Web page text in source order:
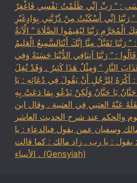
: ” رَبِّ إنِّي ظَلَمْتُ نَفْسِي فَاغْفِرْ
رَبَّنَا إنِّي أَسْكَنْتُ مِنْ ذُرِّيَّتِي بِوَادٍغَيْرِ
الْمُحَرَّمِ رَبَّنَا لِيُقِيمُوا الصَّلَاةَ ” الْآيَةُ
تَقَبَّلْ مِنَّا إنَّكَ أَنْتَالسَّمِيعُ الْعَلِيمُ
: ” رَبَّنَا آتِنَافِي الدُّنْيَا حَسَنَةً وَفِي
النَّارِ ” وَمِثْلُ هَذَا كَثِيرٌ . وَقَدْ نُقِلَ
أَكْرَهُ لِلرَّجُلِ أَنْ يَقُولَ فِي دُعَائِهِ : يَا
يَا حَنَّانُ وَلَكِنْ يَدْعُو بِمَا دَعَتْ بِهِ
نَقَلَهُ عَنْهُ العتبي فِي العتبية . وقال ابن
والحكم عند شرح الحديث العاشر
مالك وسفيان عمن يقول فيالدعاء : يا
يقول : يا رب . زاد مالك : كما قالت
الأنبياء . (Gensyiah)